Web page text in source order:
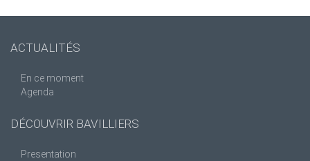
ACTUALITÉS
En ce moment
Agenda
DÉCOUVRIR BAVILLIERS
Presentation